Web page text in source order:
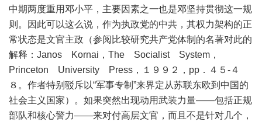
中期两度重用邓小平，主要因素之一也是邓坚持贯彻这一规
则。因此可以这么说，作为执政党的中共，其权力架构的正
常状态是文官主政（参阅比较研究共产党体制的名著对此的
解释：Janos Kornai，The Socialist System，
Princeton University Press，１９９２，pp．４５-４
８。作者特别驳斥以“军事专制”来界定从苏联东欧到中国的
社会主义国家）。如果突然出现动用武装力量——包括正规
部队和核心警力——来对付高层文官，而且不是针对几个，